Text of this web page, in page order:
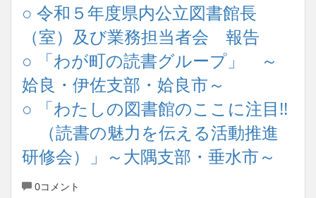
○ 令和５年度県内公立図書館長
（室）及び業務担当者会 報告
○ 「わが町の読書グループ」 ～
姶良・伊佐支部・姶良市～
○ 「わたしの図書館のここに注目!!
（読書の魅力を伝える活動推進
研修会）」～大隅支部・垂水市～
0コメント